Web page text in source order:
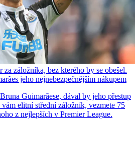
záložníka, bez kterého by se obešel.
jeho nejnebezpečnějším nákupem
Guimarãese, dával by jeho přestup
elitní střední záložník, vezmete 75
z nejlepších v Premier League.